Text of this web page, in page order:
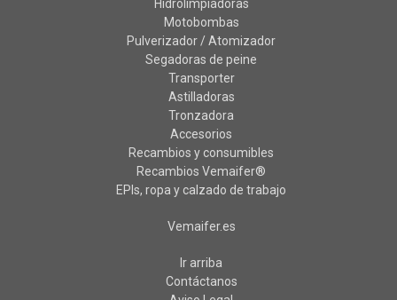
Hidrolimpiadoras
Motobombas
Pulverizador / Atomizador
Segadoras de peine
Transporter
Astilladoras
Tronzadora
Accesorios
Recambios y consumibles
Recambios Vemaifer®
EPIs, ropa y calzado de trabajo
Vemaifer.es
Ir arriba
Contáctanos